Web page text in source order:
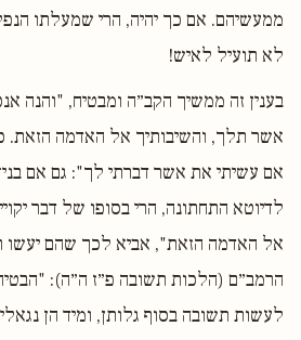
ממעשיהם. אם כך יהיה, הרי שמעלתו
לא תועיל לאיש!
בענין זה ממשיך הקב״ה ומבטיח, "והנה
אשר תלך, והשיבותיך אל האדמה הזאת.
אם עשיתי את אשר דברתי לך": גם אם
לדיוטא התחתונה, הרי בסופו של דבר
אל האדמה הזאת", אביא לכך שהם יעשו
הרמב״ם (הלכות תשובה פ״ז ה״ה):
לעשות תשובה בסוף גלותן, ומיד הן